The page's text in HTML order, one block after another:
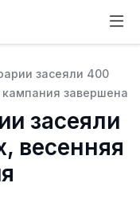
засеяли 400
кампания завершена
засеяли
весенняя